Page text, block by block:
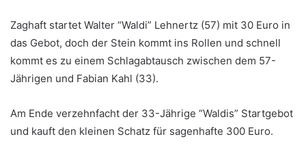
Zaghaft startet Walter “Waldi” Lehnertz (57) mit 30 Euro in
das Gebot, doch der Stein kommt ins Rollen und schnell
kommt es zu einem Schlagabtausch zwischen dem 57-
Jährigen und Fabian Kahl (33).
Am Ende verzehnfacht der 33-Jährige “Waldis” Startgebot
und kauft den kleinen Schatz für sagenhafte 300 Euro.